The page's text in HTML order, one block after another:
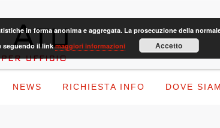
NEWS RICHIESTA INFO DOVE
in forma anonima e aggregata. La prosecuzione della
seguendo il linkmaggiori informazioni Accetto